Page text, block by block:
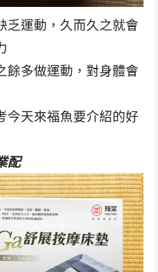
乏運動，久而久之就會
餘多做運動，對身體會
今天來福魚要介紹的好
配